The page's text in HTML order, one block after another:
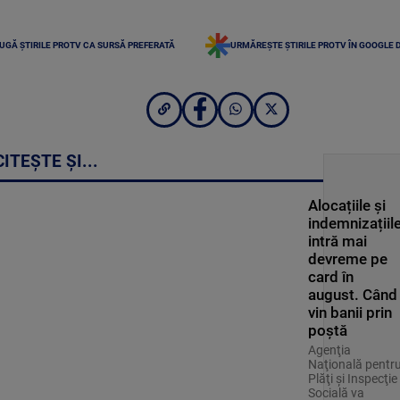
ȘTIRILE PROTV CA SURSĂ PREFERATĂ URMĂREȘTE ȘTIRILE PROTV ÎN GOOGLE
ȘI...
Alocațiile și
intră mai
devreme pe
card în
august. Când
vin banii prin
poștă
Agenţia
Naţională pentru
Plăţi şi Inspecţie
Socială va